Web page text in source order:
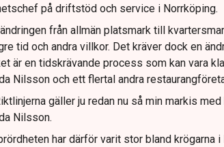
på driftstöd och service i Norrköping.
från allmän platsmark till
tid och andra villkor. Det kräver dock en
är en tidskrävande process som kan vara
Nilsson och ett flertal andra
gäller ju redan nu så min markis
Nilsson.
har därför varit stor bland krögarna